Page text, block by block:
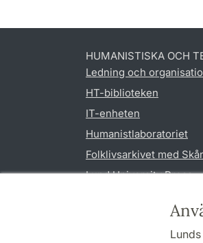
HUMANISTISKA OCH
Ledning och
HT-biblioteken
IT-enheten
Humanistlaboratoriet
Folklivsarkivet med
Lund University Press